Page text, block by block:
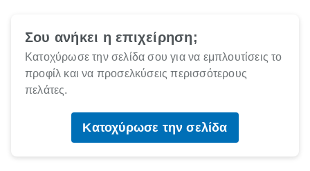
Σου ανήκει η επιχείρηση;
Κατοχύρωσε την σελίδα σου για να εμπλουτίσεις το
προφίλ και να προσελκύσεις περισσότερους
πελάτες.
Κατοχύρωσε την σελίδα